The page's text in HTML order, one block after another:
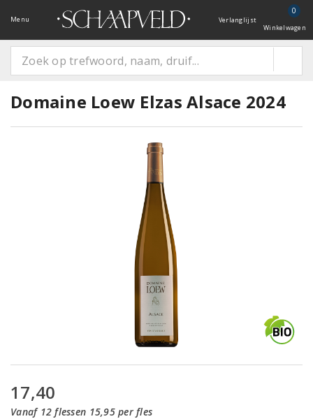
Menu Verlanglijst
0
Winkelwagen
Domaine Loew Elzas Alsace 2024
17,40
Vanaf 12 flessen 15,95 per fles